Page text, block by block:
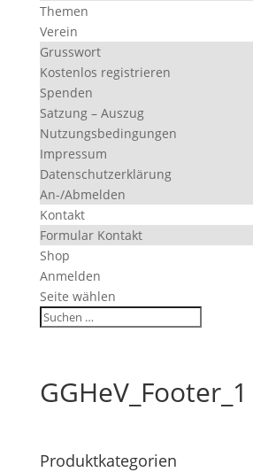
Themen
Verein
Grusswort
Kostenlos registrieren
Spenden
Satzung – Auszug
Nutzungsbedingungen
Impressum
Datenschutzerklärung
An-/Abmelden
Kontakt
Formular Kontakt
Shop
Anmelden
Seite wählen
GGHeV_Footer_1
Produktkategorien